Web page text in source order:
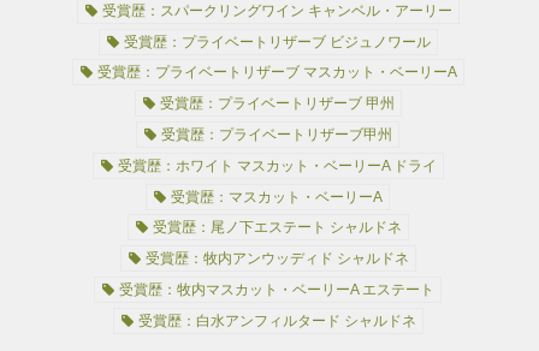
受賞歴：スパークリングワイン キャンベル・アーリー
受賞歴：プライベートリザーブ ビジュノワール
受賞歴：プライベートリザーブ マスカット・ベーリーA
受賞歴：プライベートリザーブ 甲州
受賞歴：プライベートリザーブ甲州
受賞歴：ホワイト マスカット・ベーリーA ドライ
受賞歴：マスカット・ベーリーA
受賞歴：尾ノ下エステート シャルドネ
受賞歴：牧内アンウッディド シャルドネ
受賞歴：牧内マスカット・ベーリーA エステート
受賞歴：白水アンフィルタード シャルドネ